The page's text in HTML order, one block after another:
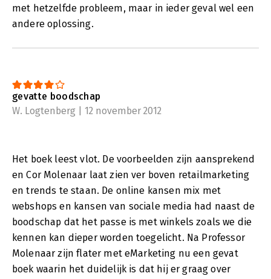
met hetzelfde probleem, maar in ieder geval wel een
andere oplossing.
gevatte boodschap
W. Logtenberg | 12 november 2012
Het boek leest vlot. De voorbeelden zijn aansprekend
en Cor Molenaar laat zien ver boven retailmarketing
en trends te staan. De online kansen mix met
webshops en kansen van sociale media had naast de
boodschap dat het passe is met winkels zoals we die
kennen kan dieper worden toegelicht. Na Professor
Molenaar zijn flater met eMarketing nu een gevat
boek waarin het duidelijk is dat hij er graag over